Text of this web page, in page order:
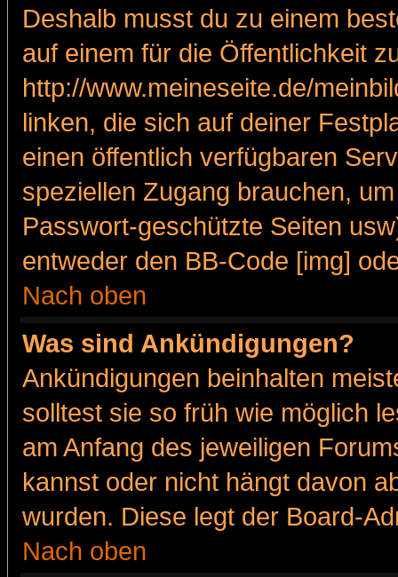
Deshalb musst du zu einem
auf einem für die Öffentlichkeit
http://www.meineseite.de/
linken, die sich auf deiner
einen öffentlich verfügbaren
speziellen Zugang brauchen,
Passwort-geschützte Seiten
entweder den BB-Code [img]
Nach oben
Was sind Ankündigungen?
Ankündigungen beinhalten
solltest sie so früh wie möglich
am Anfang des jeweiligen
kannst oder nicht hängt davon
wurden. Diese legt der Board-
Nach oben